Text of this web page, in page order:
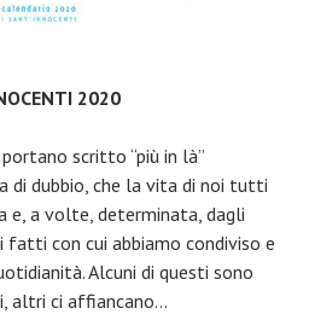
2020
scritto “più in là”
di dubbio, che la vita di noi tutti
e, a volte, determinata, dagli
fatti con cui abbiamo condiviso e
Alcuni di questi sono
altri ci affiancano…